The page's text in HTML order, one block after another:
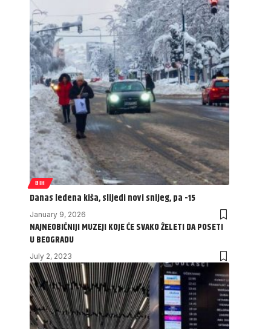
BIH
Danas ledena kiša, slijedi novi snijeg, pa -15
January 9, 2026
NAJNEOBIČNIJI MUZEJI KOJE ĆE SVAKO ŽELETI DA POSETI
U BEOGRADU
July 2, 2023